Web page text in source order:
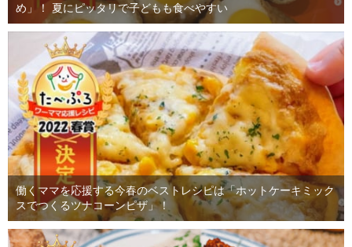
め」！ 夏にピッタリで子どもも食べやすい
働くママを応援する今春のベストレシピは「ホットケーキミック
スでつくるツナコーンピザ」！